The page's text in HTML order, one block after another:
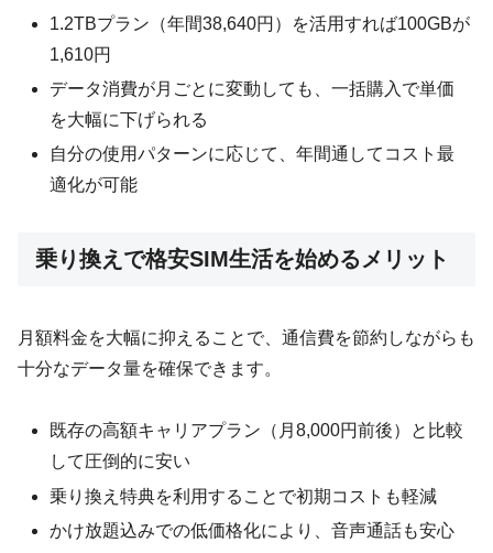
1.2TBプラン（年間38,640円）を活用すれば100GBが
1,610円
データ消費が月ごとに変動しても、一括購入で単価
を大幅に下げられる
自分の使用パターンに応じて、年間通してコスト最
適化が可能
乗り換えで格安SIM生活を始めるメリット
月額料金を大幅に抑えることで、通信費を節約しながらも
十分なデータ量を確保できます。
既存の高額キャリアプラン（月8,000円前後）と比較
して圧倒的に安い
乗り換え特典を利用することで初期コストも軽減
かけ放題込みでの低価格化により、音声通話も安心